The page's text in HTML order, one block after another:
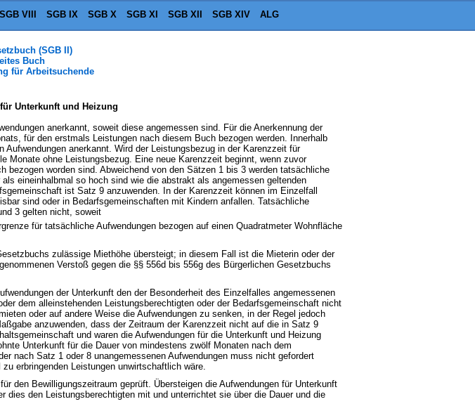
SGB VIII SGB IX SGB X SGB XI SGB XII SGB XIV ALG
(SGB II)
Buch
für Arbeitsuchende
Unterkunft und Heizung
anerkannt, soweit diese angemessen sind. Für die Anerkennung der
für den erstmals Leistungen nach diesem Buch bezogen werden. Innerhalb
anerkannt. Wird der Leistungsbezug in der Karenzzeit für
Monate ohne Leistungsbezug. Eine neue Karenzzeit beginnt, wenn zuvor
worden sind. Abweichend von den Sätzen 1 bis 3 werden tatsächliche
eineinhalbmal so hoch sind wie die abstrakt als angemessen geltenden
ist Satz 9 anzuwenden. In der Karenzzeit können im Einzelfall
sind oder in Bedarfsgemeinschaften mit Kindern anfallen. Tatsächliche
3 gelten nicht, soweit
für tatsächliche Aufwendungen bezogen auf einen Quadratmeter Wohnfläche
zulässige Miethöhe übersteigt; in diesem Fall ist die Mieterin oder der
Verstoß gegen die §§ 556d bis 556g des Bürgerlichen Gesetzbuchs
der Unterkunft den der Besonderheit des Einzelfalles angemessenen
dem alleinstehenden Leistungsberechtigten oder der Bedarfsgemeinschaft nicht
oder auf andere Weise die Aufwendungen zu senken, in der Regel jedoch
anzuwenden, dass der Zeitraum der Karenzzeit nicht auf die in Satz 9
und waren die Aufwendungen für die Unterkunft und Heizung
Unterkunft für die Dauer von mindestens zwölf Monaten nach dem
nach Satz 1 oder 8 unangemessenen Aufwendungen muss nicht gefordert
erbringenden Leistungen unwirtschaftlich wäre.
den Bewilligungszeitraum geprüft. Übersteigen die Aufwendungen für Unterkunft
den Leistungsberechtigten mit und unterrichtet sie über die Dauer und die